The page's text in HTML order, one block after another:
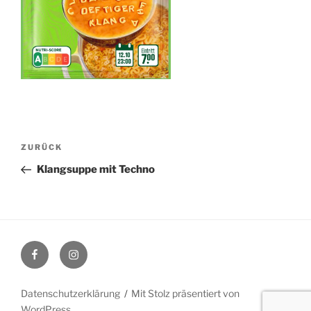
Beitragsnavigation
Vorheriger
Beitrag
ZURÜCK
Klangsuppe mit Techno
FacebookInstagram
Datenschutzerklärung
Mit Stolz präsentiert von